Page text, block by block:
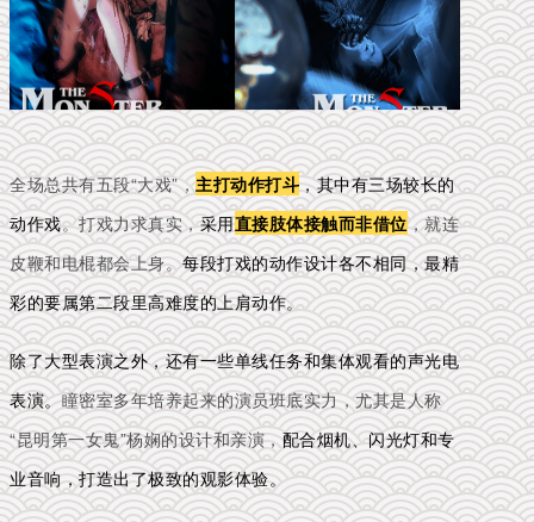
全场总共有五段“大戏”，主打动作打斗，其中有三场较长的
动作戏。打戏力求真实，采用直接肢体接触而非借位，就连
皮鞭和电棍都会上身。每段打戏的动作设计各不相同，最精
彩的要属第二段里高难度的上肩动作。
除了大型表演之外，还有一些单线任务和集体观看的声光电
表演。瞳密室多年培养起来的演员班底实力，尤其是人称
“昆明第一女鬼”杨娴的设计和亲演，配合烟机、闪光灯和专
业音响，打造出了极致的观影体验。